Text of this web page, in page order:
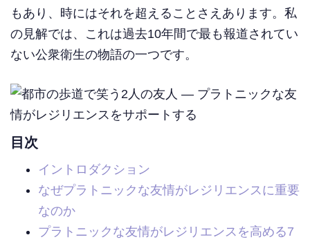
もあり、時にはそれを超えることさえあります。私
の見解では、これは過去10年間で最も報道されてい
ない公衆衛生の物語の一つです。
目次
イントロダクション
なぜプラトニックな友情がレジリエンスに重要
なのか
プラトニックな友情がレジリエンスを高める7